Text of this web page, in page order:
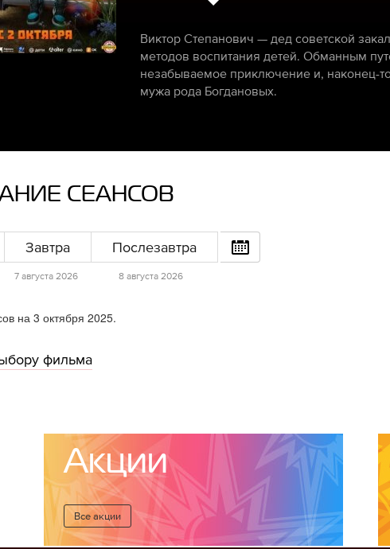
Виктор Степанович — дед советской
методов воспитания детей. Обманным
незабываемое приключение и, наконец-
мужа рода Богдановых.
СЕАНСОВ
Завтра
7 августа 2026
Послезавтра
8 августа 2026
на 3 октября 2025.
фильма
Акции
Все акции